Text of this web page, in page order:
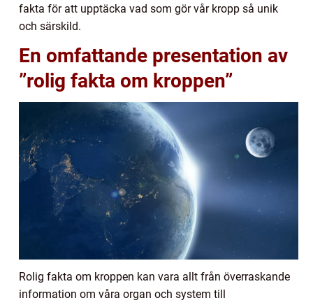
fakta för att upptäcka vad som gör vår kropp så unik
och särskild.
En omfattande presentation av
”rolig fakta om kroppen”
Rolig fakta om kroppen kan vara allt från överraskande
information om våra organ och system till